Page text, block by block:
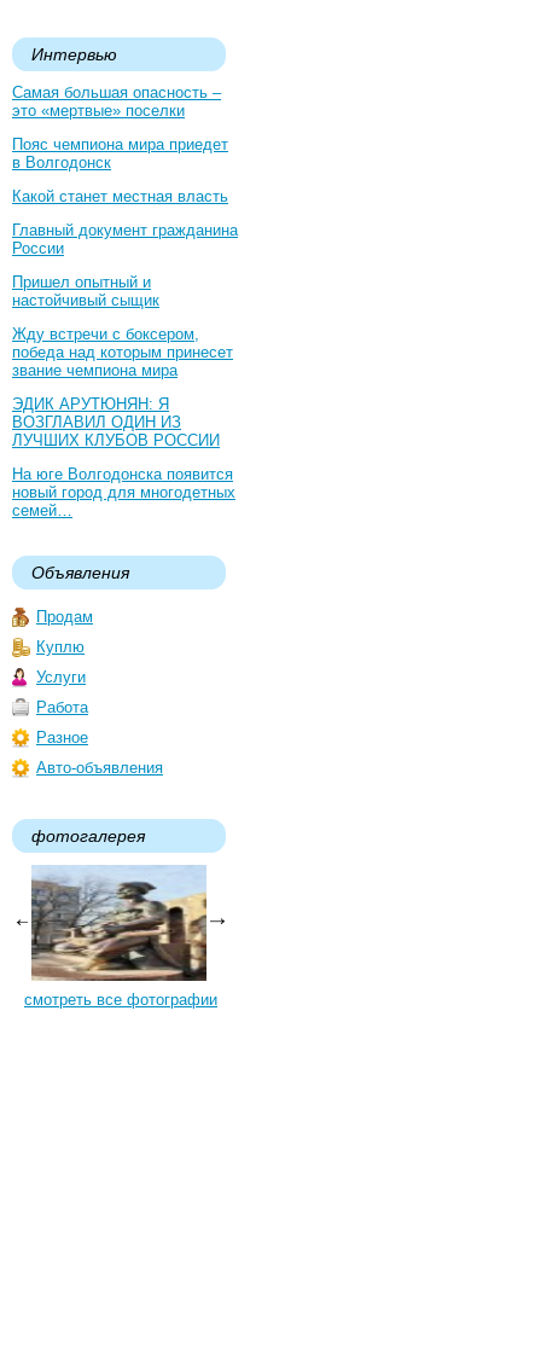
Интервью
Самая большая опасность –
это «мертвые» поселки
Пояс чемпиона мира приедет
в Волгодонск
Какой станет местная власть
Главный документ гражданина
России
Пришел опытный и
настойчивый сыщик
Жду встречи с боксером,
победа над которым принесет
звание чемпиона мира
ЭДИК АРУТЮНЯН: Я
ВОЗГЛАВИЛ ОДИН ИЗ
ЛУЧШИХ КЛУБОВ РОССИИ
На юге Волгодонска появится
новый город для многодетных
семей…
Объявления
Продам
Куплю
Услуги
Работа
Разное
Авто-объявления
фотогалерея
смотреть все фотографии